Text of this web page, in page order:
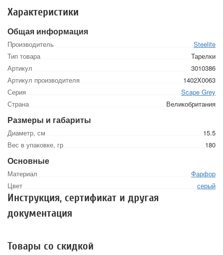
Характеристики
Общая информация
Производитель
Steelite
Тип товара
Тарелки
Артикул
3010386
Артикул производителя
1402X0063
Серия
Scape Grey
Страна
Великобритания
Размеры и габариты
Диаметр, см
15.5
Вес в упаковке, гр
180
Основные
Материал
Фарфор
Цвет
серый
Инструкция, сертификат и другая
документация
Товары со скидкой